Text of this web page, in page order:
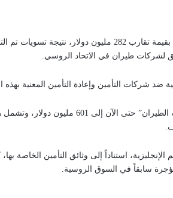
أعلنت شركة “دبي لصناعات الطيران” اليوم عن تلقيها عائدات نقدية بقيمة تقارب 282 مليون دولار،
لشركات طيران في الاتحاد الروسي.
ضد شركات التأمين وإعادة التأمين المعنية بهذه
وبذلك، ترتفع قيمة المبالغ الإجمالية التي حصلت عليها “دبي لصناعات الطيران” حتى الآن إلى 601 مليون
استناداً إلى وثائق التأمين الخاصة بها،
سابقاً في السوق الروسية.